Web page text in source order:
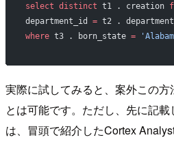
select distinct t1 . creation
department_id = t2 .
where t3 . born_state =
実際に試してみると、案外この
とは可能です。ただし、先に記
は、冒頭で紹介したCortex